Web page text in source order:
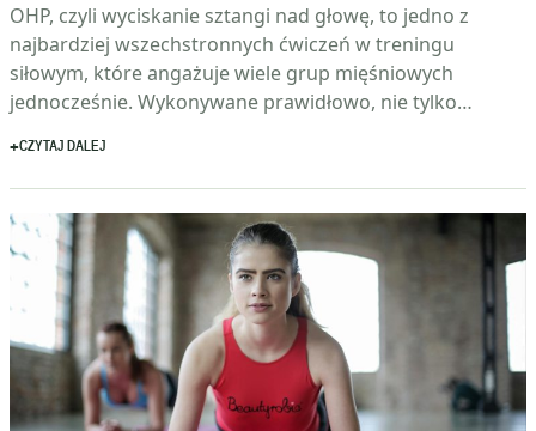
OHP, czyli wyciskanie sztangi nad głowę, to jedno z
najbardziej wszechstronnych ćwiczeń w treningu
siłowym, które angażuje wiele grup mięśniowych
jednocześnie. Wykonywane prawidłowo, nie tylko…
CZYTAJ DALEJ